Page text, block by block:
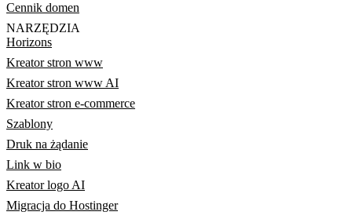
Cennik domen
NARZĘDZIA
Horizons
Kreator stron www
Kreator stron www AI
Kreator stron e-commerce
Szablony
Druk na żądanie
Link w bio
Kreator logo AI
Migracja do Hostinger